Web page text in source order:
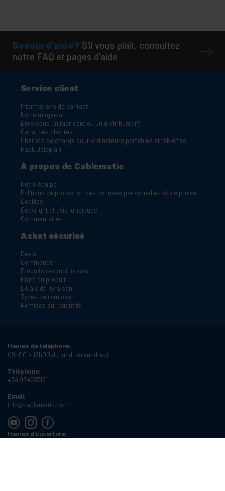
Besoin d'aide? S'il vous plaît, consultez
notre FAQ et pages d'aide
Service client
Informations de contact
Notre magasin
Êtes-vous un fabricant ou un distributeur?
Canal des plaintes
Chariots de charge pour ordinateurs portables et tablettes
Rack Dolapları
À propos de Cablematic
Notre équipe
Politique de protection des données personnelles et vie privée
Cookies
Copyright et avis juridiques
Commentaires
Achat sécurisé
Devis
Commander
Produits reconditionnés
États du produit
Délais de livraison
Types de remises
Remises sur quantité
Heures de téléphone:
09h00 à 18h00 du lundi au vendredi
Téléphone:
+34 934987121
Email:
info@cablematic.com
Heures d'ouverture: